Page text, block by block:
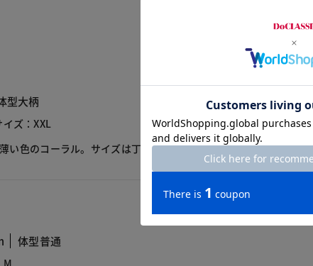
型大柄
イズ：XXL
い色のコーラル。サイズは丁度いい！
体型普通